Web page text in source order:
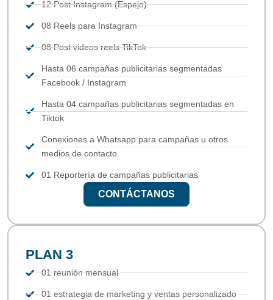
12 Post Instagram (Espejo)
08 Reels para Instagram
08 Post videos reels TikTok
Hasta 06 campañas publicitarias segmentadas
Facebook / Instagram
Hasta 04 campañas publicitarias segmentadas en
Tiktok
Conexiones a Whatsapp para campañas u otros
medios de contacto.
01 Reportería de campañas publicitarias
CONTÁCTANOS
PLAN 3
01 reunión mensual
01 estrategia de marketing y ventas personalizado